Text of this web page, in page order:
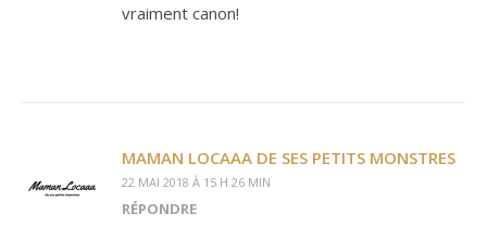
vraiment canon!
MAMAN LOCAAA DE SES PETITS MONSTRES
22 MAI 2018 À 15 H 26 MIN
RÉPONDRE